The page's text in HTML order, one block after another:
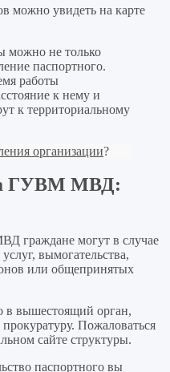
можно увидеть на карте
можно не только
паспортного.
работы
к нему и
к территориальному
организации?
ГУВМ МВД:
граждане могут в случае
вымогательства,
или общепринятых
в вышестоящий орган,
Пожаловаться
сайте структуры.
паспортного вы